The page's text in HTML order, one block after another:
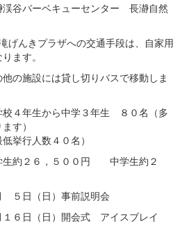
キューセンター 長瀞自然
ザへの交通手段は、自家用
ます。
は貸し切りバスで移動しま
生から中学３年生 ８０名（多
す）
数４０名）
２６，５００円 中学生約２
日（日）事前説明会
）開会式 アイスブレイ